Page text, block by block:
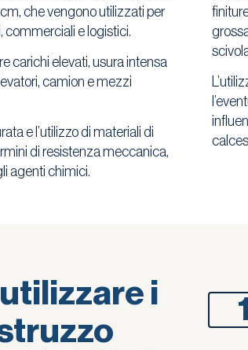
che vengono utilizzati per
commerciali e logistici.
carichi elevati, usura intensa
camion e mezzi
e l’utilizzo di materiali di
di resistenza meccanica,
agenti chimici.
i
1